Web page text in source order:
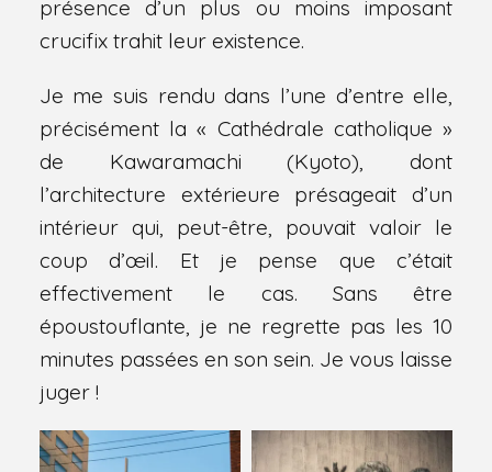
présence d’un plus ou moins imposant
crucifix trahit leur existence.
Je me suis rendu dans l’une d’entre elle,
précisément la « Cathédrale catholique »
de Kawaramachi (Kyoto), dont
l’architecture extérieure présageait d’un
intérieur qui, peut-être, pouvait valoir le
coup d’œil. Et je pense que c’était
effectivement le cas. Sans être
époustouflante, je ne regrette pas les 10
minutes passées en son sein. Je vous laisse
juger !